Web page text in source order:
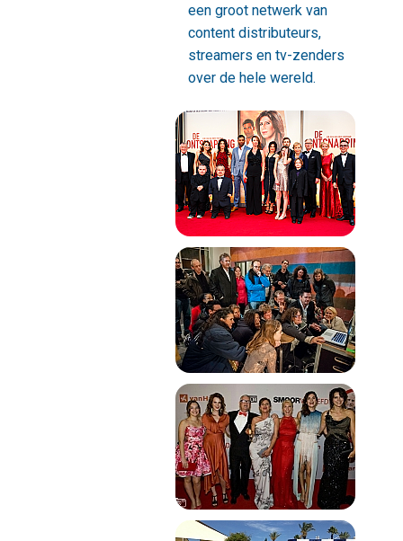
een groot netwerk van
content distributeurs,
streamers en tv-zenders
over de hele wereld.